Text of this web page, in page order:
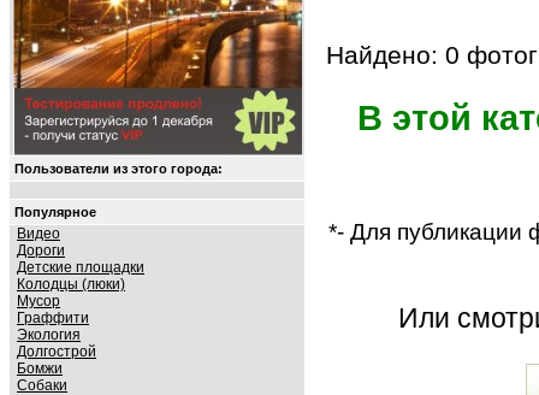
Пользователи из этого города:
Популярное
Видео
Дороги
Детские площадки
Колодцы (люки)
Мусор
Граффити
Экология
Долгострой
Бомжи
Собаки
Найдено: 0
В этой
*- Для публикации
Или